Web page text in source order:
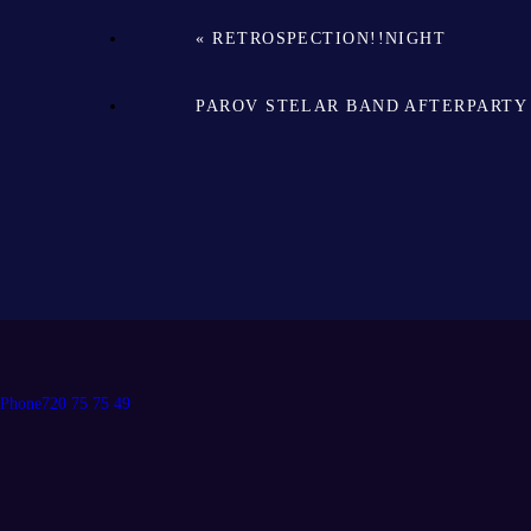
« RETROSPECTION!!NIGHT
PAROV STELAR BAND
Phone720 75 75 49